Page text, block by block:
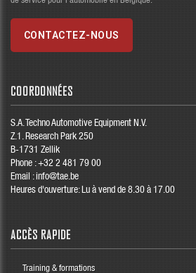
CONTACTEZ-NOUS
COORDONNÉES
S.A. Techno Automotive Equipment N.V.
Z.1. Research Park 250
B-1731 Zellik
Phone :+32 2 481 79 00
Email :info@tae.be
Heures d'ouverture: Lu à vend de 8.30 à 17.00
ACCÈS RAPIDE
Training & formations